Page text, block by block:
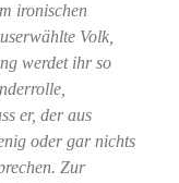
ironischen
Volk,
werdet ihr so
er, der aus
oder gar nichts
Zur